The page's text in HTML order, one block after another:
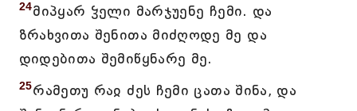
24მიპყარ ჴელი მარჯუენე ჩემი. და
ზრახვითა შენითა მიძღოდე მე და
დიდებითა შემიწყნარე მე.
25რამეთუ რაჲ ძეს ჩემი ცათა შინა, და